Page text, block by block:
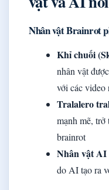
Nhân vật Brainrot
Khỉ chuối
nhân vật
với các video
Tralalero
mạnh mẽ,
brainrot
Nhân vật AI
do AI tạo ra